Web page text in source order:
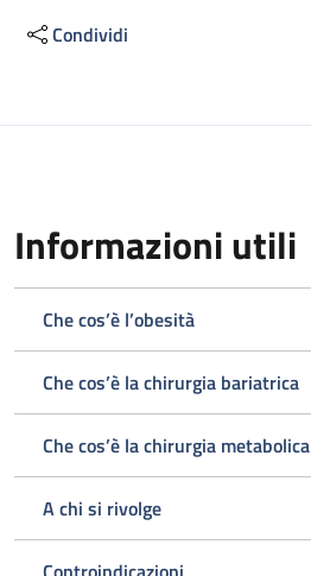
Condividi
Informazioni utili
Che cos’è l’obesità
Che cos’è la chirurgia bariatrica
Che cos’è la chirurgia metabolica
A chi si rivolge